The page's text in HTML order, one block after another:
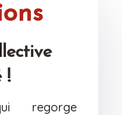
!
regorge